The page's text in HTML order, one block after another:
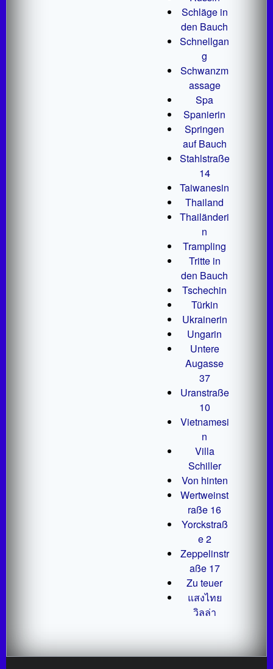
Schläge in
den Bauch
Schnellgan
g
Schwanzm
assage
Spa
Spanierin
Springen
auf Bauch
Stahlstraße
14
Taiwanesin
Thailand
Thailänderi
n
Trampling
Tritte in
den Bauch
Tschechin
Türkin
Ukrainerin
Ungarin
Untere
Augasse
37
Uranstraße
10
Vietnamesi
n
Villa
Schiller
Von hinten
Wertweinst
raße 16
Yorckstraß
e 2
Zeppelinstr
aße 17
Zu teuer
แสงไทย
วิลล่า